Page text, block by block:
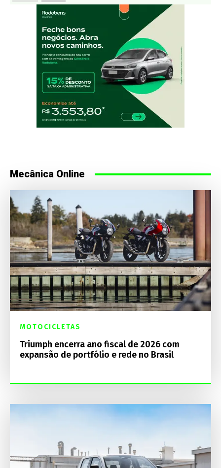
Mecânica Online
MOTOCICLETAS
Triumph encerra ano fiscal de 2026 com
expansão de portfólio e rede no Brasil